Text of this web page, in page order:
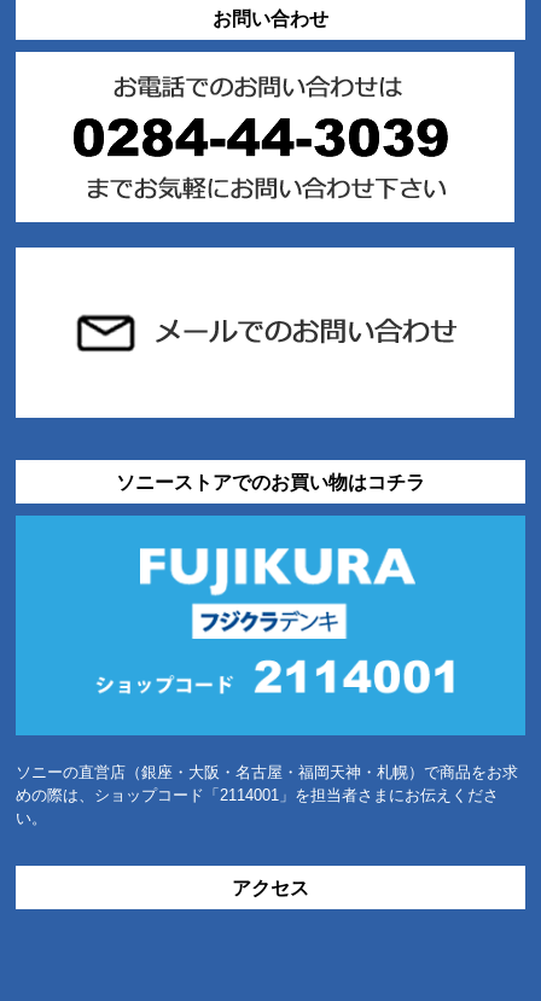
お問い合わせ
ソニーストアでのお買い物はコチラ
ソニーの直営店（銀座・大阪・名古屋・福岡天神・札幌）で商品をお求
めの際は、ショップコード「2114001」を担当者さまにお伝えくださ
い。
アクセス